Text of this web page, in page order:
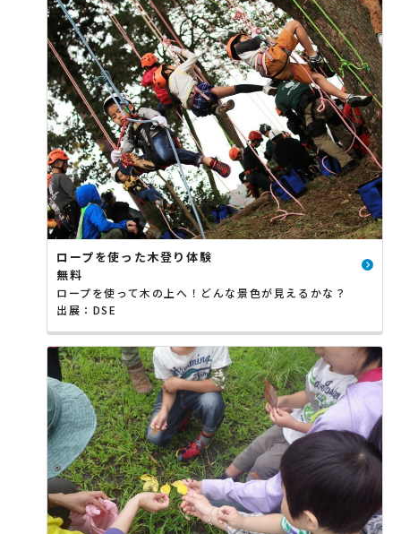
ロープを使った木登り体験
無料
ロープを使って木の上へ！どんな景色が見えるかな？
出展：DSE